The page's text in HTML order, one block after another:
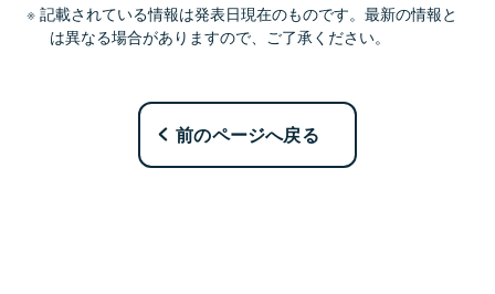
記載されている情報は発表日現在のものです。最新の情報と
は異なる場合がありますので、ご了承ください。
前のページへ戻る